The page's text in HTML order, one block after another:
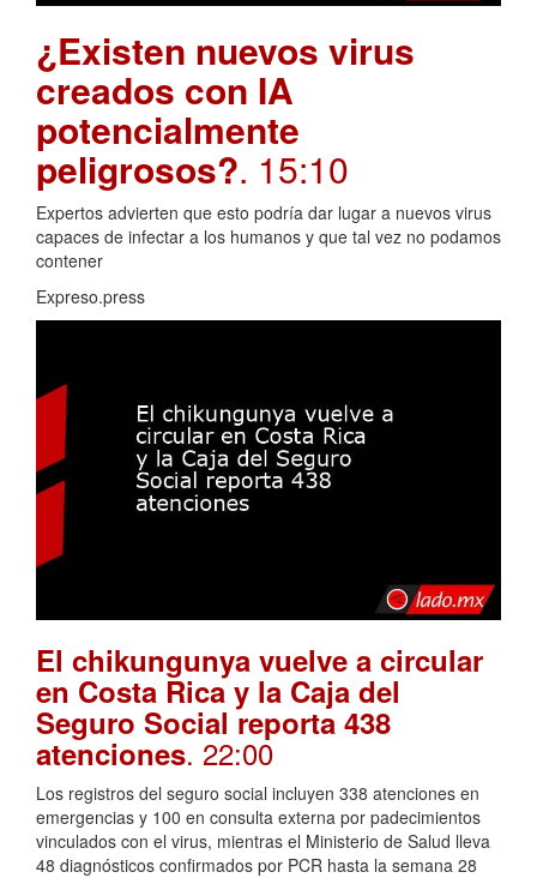
¿Existen nuevos virus
creados con IA
potencialmente
peligrosos?. 15:10
Expertos advierten que esto podría dar lugar a nuevos virus
capaces de infectar a los humanos y que tal vez no podamos
contener
Expreso.press
El chikungunya vuelve a circular
en Costa Rica y la Caja del
Seguro Social reporta 438
atenciones. 22:00
Los registros del seguro social incluyen 338 atenciones en
emergencias y 100 en consulta externa por padecimientos
vinculados con el virus, mientras el Ministerio de Salud lleva
48 diagnósticos confirmados por PCR hasta la semana 28